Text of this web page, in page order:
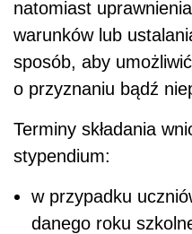
natomiast
warunków lub
sposób, aby
o przyznaniu bądź
Terminy składania
stypendium:
w przypadku
danego roku